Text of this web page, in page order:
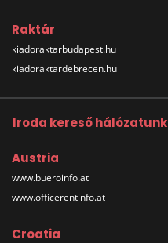
Raktár
kiadoraktarbudapest.hu
kiadoraktardebrecen.hu
Iroda kereső hálózatunk
Austria
www.bueroinfo.at
www.officerentinfo.at
Croatia